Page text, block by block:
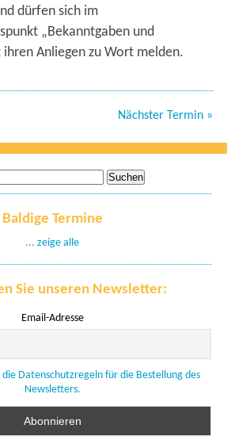
dürfen sich im
„Bekanntgaben und
Anliegen zu Wort melden.
Nächster Termin »
Baldige Termine
... zeige alle
Sie unseren Newsletter:
Email-Adresse
Datenschutzregeln für die Bestellung des
Newsletters.